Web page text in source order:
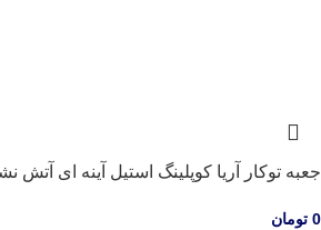
جعبه توکار آریا کوپلینگ استیل آینه ای آتش
0 تومان